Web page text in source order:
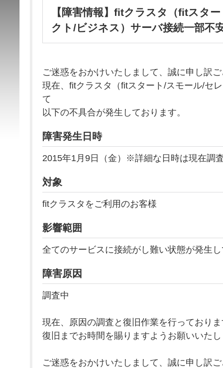
【障害情報】fitクラスタ（fitスタ
クト/ビジネス）サーバ接続一部不
ご迷惑をおかけいたしまして、誠に申し訳
現在、fitクラスタ（fitスタート/スモール/セ
て
以下の不具合が発生しております。
障害発生日時
2015年1月9日（金）※詳細な日時は現在調
対象
fitクラスタをご利用のお客様
影響範囲
全てのサービスに接続がし難い状態が発生
障害原因
調査中
現在、原因の調査と復旧作業を行っており
復旧までお時間を賜りますようお願いいた
ご迷惑をおかけいたしまして、誠に申し訳